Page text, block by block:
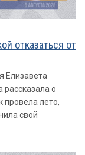
отказаться от
Елизавета
рассказала о
провела лето,
свой